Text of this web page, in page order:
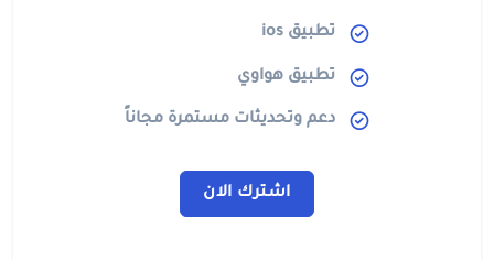
تطبيق ios
تطبيق هواوي
دعم وتحديثات مستمرة مجاناً
اشترك الان